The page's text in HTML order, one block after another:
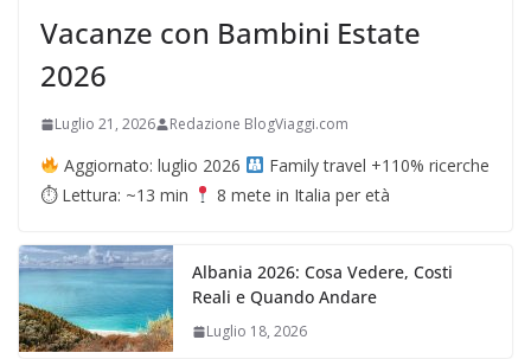
Vacanze con Bambini Estate
2026
Luglio 21, 2026 Redazione BlogViaggi.com
Aggiornato: luglio 2026
Family travel +110% ricerche
⏱ Lettura: ~13 min
8 mete in Italia per età
Albania 2026: Cosa Vedere, Costi
Reali e Quando Andare
Luglio 18, 2026